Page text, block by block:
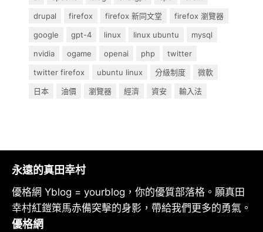
drupal
firefox firefox 新同文堂
firefox 瀏覽器
google
gpt-4 linux linux ubuntu
mysql
nvidia
ogame openai php
twitter
twitter firefox
ubuntu linux 分級制度
微軟
日本
油價 瀏覽器 經濟 資安 輸入法
永遠的真田幸村
優格網 Yblog = yourblog，你的優質部落格。願真田
幸村紅鎧策馬赤備突擊的身影，帶給我們更多的勇氣。
優格網